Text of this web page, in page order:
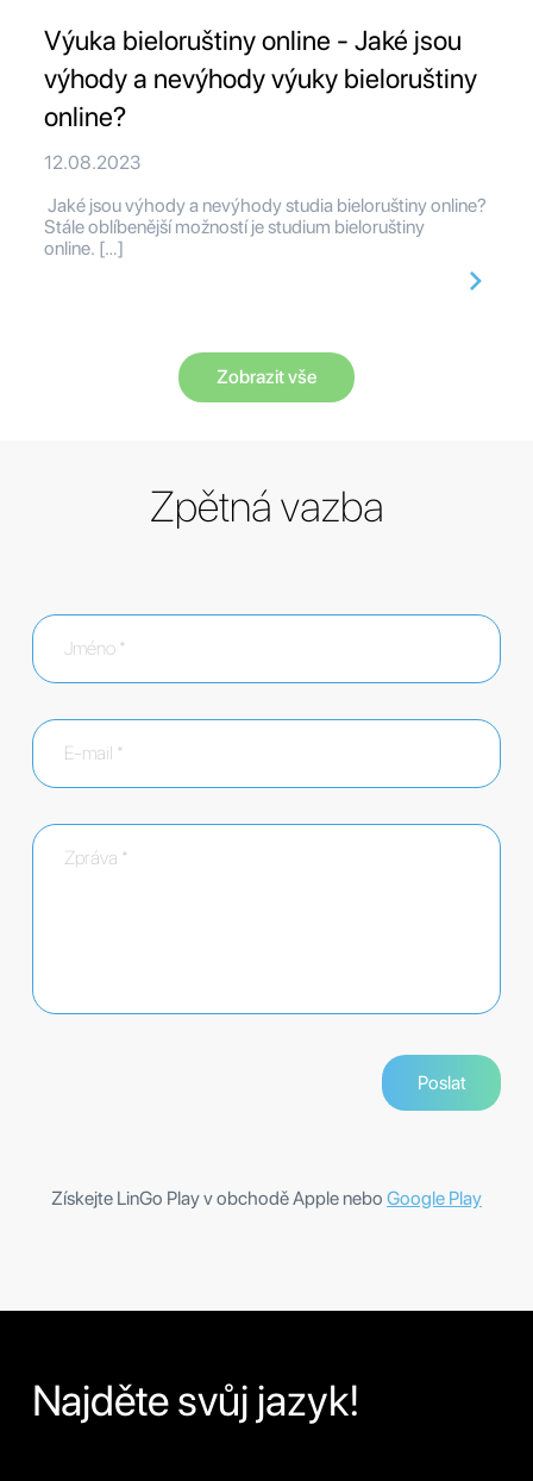
Výuka bieloruštiny online - Jaké jsou
výhody a nevýhody výuky bieloruštiny
online?
12.08.2023
Jaké jsou výhody a nevýhody studia bieloruštiny online?
Stále oblíbenější možností je studium bieloruštiny
online. […]
Zobrazit vše
Zpětná vazba
Získejte LinGo Play v obchodě Apple nebo Google Play
Najděte svůj jazyk!